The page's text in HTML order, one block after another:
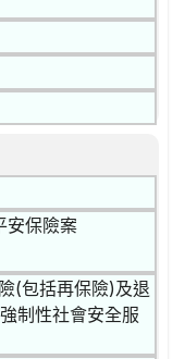
安保險案
(包括再保險)及退
制性社會安全服